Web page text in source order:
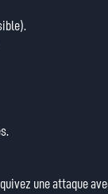
une attaque